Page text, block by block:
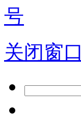
号
关闭窗口